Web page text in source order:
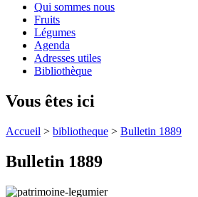
Qui sommes nous
Fruits
Légumes
Agenda
Adresses utiles
Bibliothèque
Vous êtes ici
Accueil > bibliotheque > Bulletin 1889
Bulletin 1889